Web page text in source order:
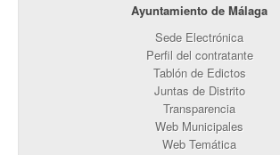
Ayuntamiento de Málaga
Sede Electrónica
Perfil del contratante
Tablón de Edictos
Juntas de Distrito
Transparencia
Web Municipales
Web Temática